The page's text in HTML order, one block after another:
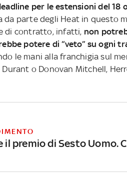
per le estensioni del 18
parte degli Heat in questo
di contratto, infatti, non
potere di “veto” su ogni
le mani alla franchigia sul
o Donovan Mitchell,
il premio di Sesto Uomo.